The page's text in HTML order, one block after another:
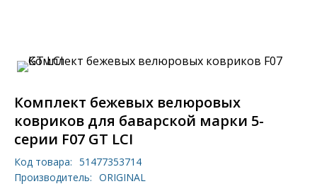
Комплект бежевых велюровых
ковриков для баварской марки 5-
серии F07 GT LCI
Код товара: 51477353714
Производитель: ORIGINAL